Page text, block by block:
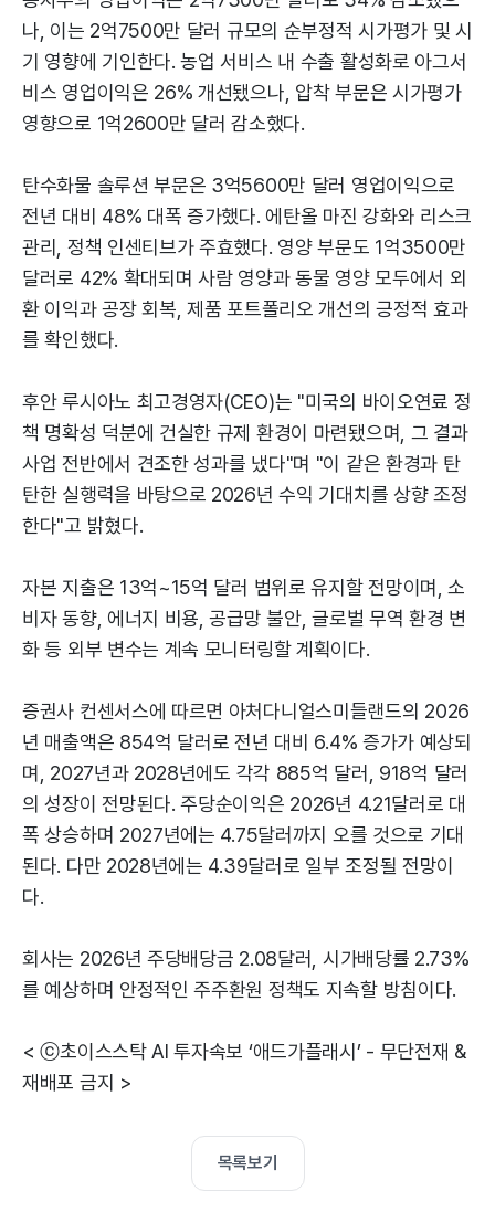
나, 이는 2억7500만 달러 규모의 순부정적 시가평가 및 시
기 영향에 기인한다. 농업 서비스 내 수출 활성화로 아그서
비스 영업이익은 26% 개선됐으나, 압착 부문은 시가평가
영향으로 1억2600만 달러 감소했다.
탄수화물 솔루션 부문은 3억5600만 달러 영업이익으로
전년 대비 48% 대폭 증가했다. 에탄올 마진 강화와 리스크
관리, 정책 인센티브가 주효했다. 영양 부문도 1억3500만
달러로 42% 확대되며 사람 영양과 동물 영양 모두에서 외
환 이익과 공장 회복, 제품 포트폴리오 개선의 긍정적 효과
를 확인했다.
후안 루시아노 최고경영자(CEO)는 "미국의 바이오연료 정
책 명확성 덕분에 건실한 규제 환경이 마련됐으며, 그 결과
사업 전반에서 견조한 성과를 냈다"며 "이 같은 환경과 탄
탄한 실행력을 바탕으로 2026년 수익 기대치를 상향 조정
한다"고 밝혔다.
자본 지출은 13억~15억 달러 범위로 유지할 전망이며, 소
비자 동향, 에너지 비용, 공급망 불안, 글로벌 무역 환경 변
화 등 외부 변수는 계속 모니터링할 계획이다.
증권사 컨센서스에 따르면 아처다니얼스미들랜드의 2026
년 매출액은 854억 달러로 전년 대비 6.4% 증가가 예상되
며, 2027년과 2028년에도 각각 885억 달러, 918억 달러
의 성장이 전망된다. 주당순이익은 2026년 4.21달러로 대
폭 상승하며 2027년에는 4.75달러까지 오를 것으로 기대
된다. 다만 2028년에는 4.39달러로 일부 조정될 전망이
다.
회사는 2026년 주당배당금 2.08달러, 시가배당률 2.73%
를 예상하며 안정적인 주주환원 정책도 지속할 방침이다.
< ⓒ초이스스탁 AI 투자속보 ‘애드가플래시’ - 무단전재 &
재배포 금지 >
목록보기